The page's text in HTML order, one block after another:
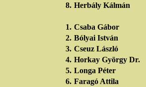
8. Herbály Kálmán
1. Csaba Gábor
2. Bólyai István
3. Cseuz László
4. Horkay György Dr.
5. Longa Péter
6. Faragó Attila